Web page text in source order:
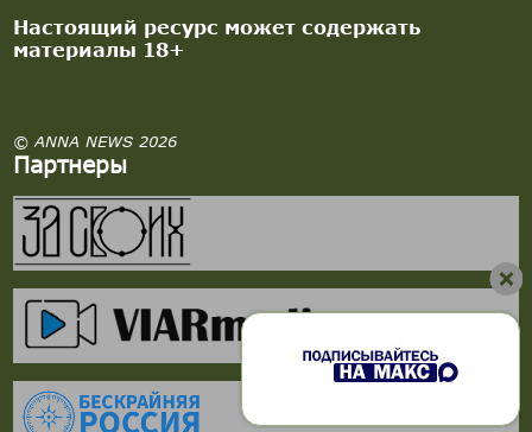
Настоящий ресурс может содержать
материалы 18+
© ANNA NEWS 2026
Партнеры